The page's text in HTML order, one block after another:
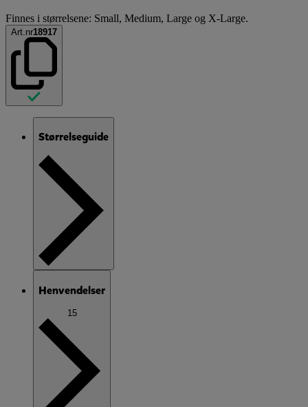
Finnes i størrelsene: Small, Medium, Large og X-Large.
Art.nr18917
Størrelseguide
Henvendelser
15